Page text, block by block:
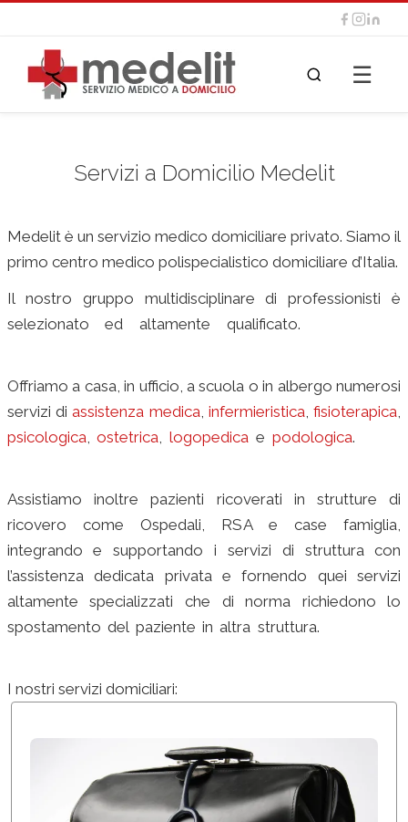
☰
Servizi a Domicilio Medelit
Medelit è un servizio medico domiciliare privato. Siamo il
primo centro medico polispecialistico domiciliare d’Italia.
Il nostro gruppo multidisciplinare di professionisti è
selezionato ed altamente qualificato.
Offriamo a casa, in ufficio, a scuola o in albergo numerosi
servizi diassistenza medica, infermieristica,fisioterapica,
psicologica,ostetrica,logopedica e podologica.
Assistiamo inoltre pazienti ricoverati in strutture di
ricovero come Ospedali, RSA e case famiglia,
integrando e supportando i servizi di struttura con
l’assistenza dedicata privata e fornendo quei servizi
altamente specializzati che di norma richiedono lo
spostamento del paziente in altra struttura.
I nostri servizi domiciliari: